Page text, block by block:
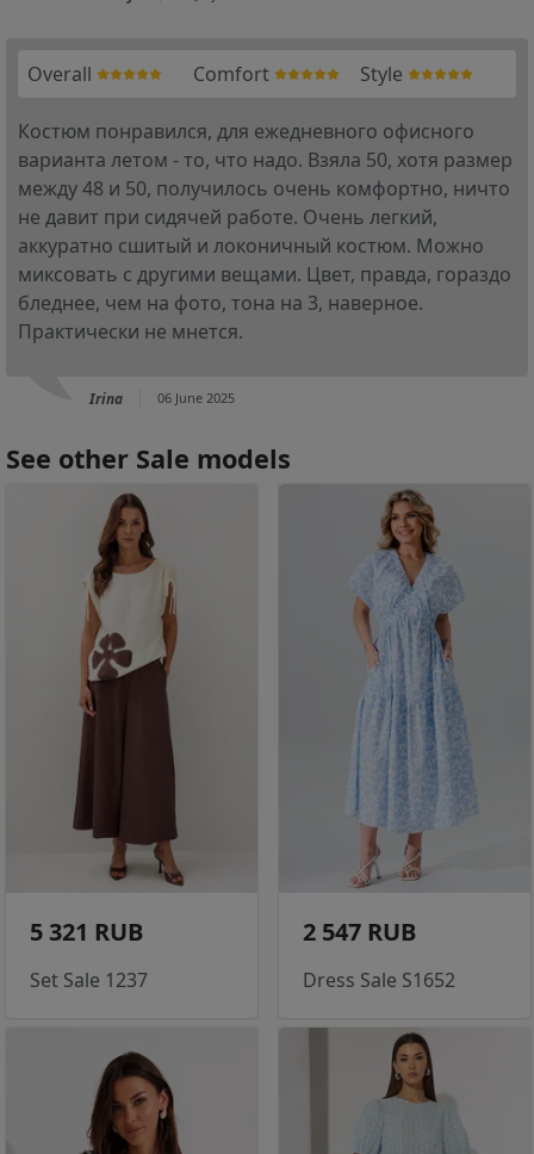
Overall Comfort Style
Костюм понравился, для ежедневного офисного
варианта летом - то, что надо. Взяла 50, хотя размер
между 48 и 50, получилось очень комфортно, ничто
не давит при сидячей работе. Очень легкий,
аккуратно сшитый и локоничный костюм. Можно
миксовать с другими вещами. Цвет, правда, гораздо
бледнее, чем на фото, тона на 3, наверное.
Практически не мнется.
Irina 06 June 2025
See other Sale models
5 321 RUB
Set Sale 1237
2 547 RUB
Dress Sale S1652